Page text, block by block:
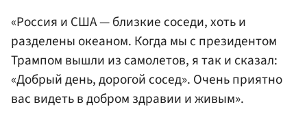
«Россия и США — близкие соседи, хоть и
разделены океаном. Когда мы с президентом
Трампом вышли из самолетов, я так и сказал:
«Добрый день, дорогой сосед». Очень приятно
вас видеть в добром здравии и живым».